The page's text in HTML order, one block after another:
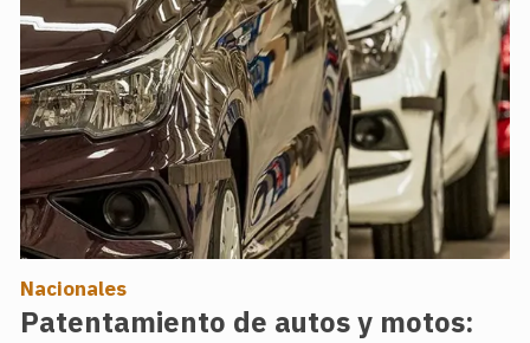
Patentamiento de autos y motos:
Nacionales